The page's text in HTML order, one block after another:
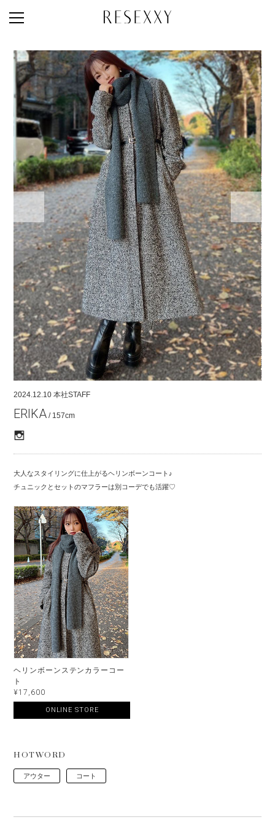
STAFF STYLE
2024.12.10 本社STAFF
ERIKA / 157cm
大人なスタイリングに仕上がるヘリンボーンコート♪
チュニックとセットのマフラーは別コーデでも活躍♡
ヘリンボーンステンカラーコー
ト
¥17,600
ONLINE STORE
HOTWORD
アウター コート
NEWS
MAGAZINE
LOOK BOOK
NEW ARRIVAL
RANKING
STYLE PHOTO
ACCOUNT
SHOP LIST
CONCEPT
ONLINE STORE
COMPANY
CONTACT
RECRUIT
FOR BUSINESS PARTNER